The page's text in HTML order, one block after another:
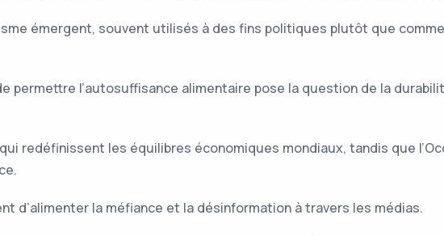
émergent, souvent utilisés à des fins politiques plutôt que
permettre l’autosuffisance alimentaire pose la question de la
redéfinissent les équilibres économiques mondiaux, tandis que
d’alimenter la méfiance et la désinformation à travers les médias.